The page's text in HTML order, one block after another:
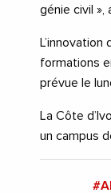
génie civil »,
L’innovation
formations
prévue le
La Côte
un campus